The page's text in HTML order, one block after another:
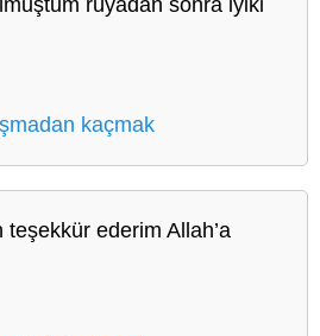
kaçmak
teşekkür ederim Allah’a